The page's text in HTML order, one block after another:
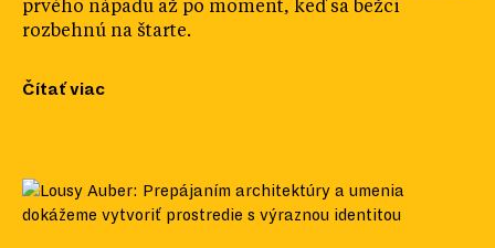
prvého nápadu až po moment, keď sa bežci
rozbehnú na štarte.
Čítať viac